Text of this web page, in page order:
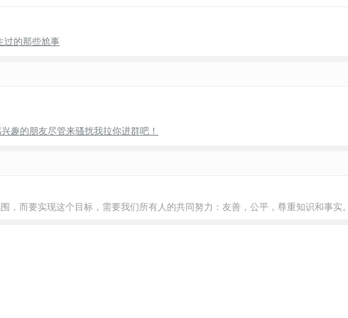
过的那些尬事
趣的朋友尽管来骚扰我拉你进群吧！
，而要实现这个目标，需要我们所有人的共同努力：友善，公平，尊重知识和事实。